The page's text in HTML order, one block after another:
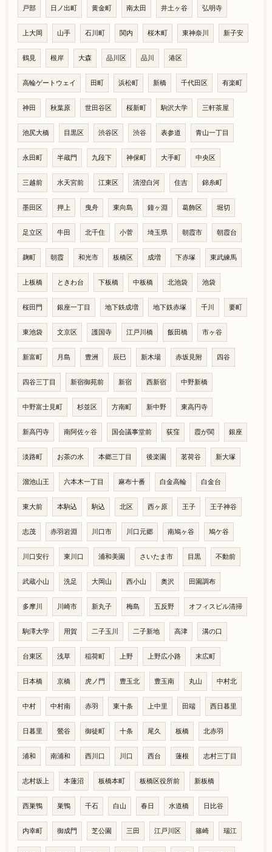
戸部 日ノ出町 黄金町 南太田 井土ヶ谷 弘明寺
上大岡 山手 石川町 関内 桜木町 東神奈川 新子安
鶴見 根岸 大森 品川区 品川 港区
高輪ゲートウェイ 田町 浜松町 新橋 千代田区 有楽町
神田 秋葉原 世田谷区 桜新町 駒沢大学 三軒茶屋
池尻大橋 目黒区 渋谷区 渋谷 表参道 青山一丁目
永田町 半蔵門 九段下 神保町 大手町 中央区
三越前 水天宮前 江東区 清澄白河 住吉 錦糸町
墨田区 押上 曳舟 東向島 鐘ヶ淵 葛飾区 堀切
足立区 牛田 北千住 小菅 埼玉県 朝霞市 朝霞台
麹町 朝霞 和光市 板橋区 成増 下赤塚 東武練馬
上板橋 ときわ台 下板橋 中板橋 北池袋 池袋
桜田門 銀座一丁目 地下鉄成増 地下鉄赤塚 千川 要町
東池袋 文京区 護国寺 江戸川橋 飯田橋 市ヶ谷
新富町 月島 豊洲 辰巳 新木場 赤坂見附 四谷
四谷三丁目 新宿御苑前 新宿 西新宿 中野新橋
中野富士見町 杉並区 方南町 新中野 東高円寺
新高円寺 南阿佐ヶ谷 国会議事堂前 荻窪 霞が関 銀座
淡路町 お茶の水 本郷三丁目 後楽園 茗荷谷 新大塚
溜池山王 六本木一丁目 麻布十番 白金高輪 白金台
東大前 本駒込 駒込 北区 西ヶ原 王子 王子神谷
志茂 赤羽岩淵 川口市 川口元郷 南鳩ヶ谷 鳩ケ谷
川口安行 東川口 浦和美園 さいたま市 目黒 不動前
武蔵小山 洗足 大岡山 西小山 奥沢 田園調布
多摩川 川崎市 新丸子 梅島 五反野 オフィスビル清掃
駒澤大学 用賀 二子玉川 二子新地 高津 溝の口
台東区 浅草 稲荷町 上野 上野広小路 末広町
日本橋 京橋 虎ノ門 豊玉北 豊玉南 丸山 中村北
中村 中村南 赤羽 東十条 上中里 田端 西日暮里
日暮里 鶯谷 御徒町 十条 尾久 板橋 北赤羽
浦和 南浦和 西川口 川口 西台 蓮根 志村三丁目
志村坂上 本蓮沼 板橋本町 板橋区役所前 新板橋
西巣鴨 巣鴨 千石 白山 春日 水道橋 日比谷
内幸町 御成門 芝公園 三田 江戸川区 篠崎 瑞江